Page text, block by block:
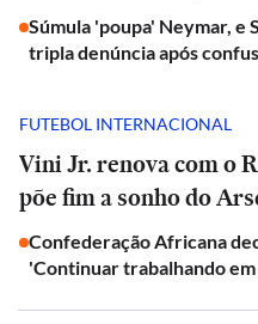
Súmula 'poupa' Neymar, e
tripla denúncia após
FUTEBOL INTERNACIONAL
Vini Jr. renova com o
põe fim a sonho do
Confederação Africana
'Continuar trabalhando